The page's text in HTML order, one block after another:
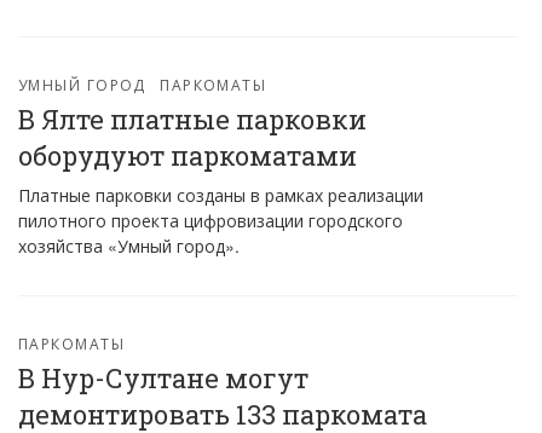
УМНЫЙ ГОРОД ПАРКОМАТЫ
В Ялте платные парковки
оборудуют паркоматами
Платные парковки созданы в рамках реализации
пилотного проекта цифровизации городского
хозяйства «Умный город».
ПАРКОМАТЫ
В Нур-Султане могут
демонтировать 133 паркомата